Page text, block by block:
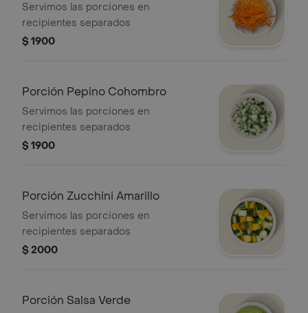
Servimos las porciones en
recipientes separados
$ 1900
Porción Pepino Cohombro
Servimos las porciones en
recipientes separados
$ 1900
Porción Zucchini Amarillo
Servimos las porciones en
recipientes separados
$ 2000
Porción Salsa Verde